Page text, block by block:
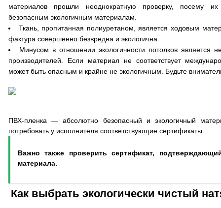
материалов прошли неоднократную проверку, посему
безопасным экологичным материалам.
Ткань, пропитанная полиуретаном, является ходовым
фактура совершенно безвредна и экологична.
Минусом в отношении экологичности потолков является
производителей. Если материал не соответствует
может быть опасным и крайне не экологичным. Будьте
ПВХ-пленка — абсолютно безопасный и экологичный
потребовать у исполнителя соответствующие сертификаты
Важно также проверить сертификат,
материала.
Как выбрать экологически чистый